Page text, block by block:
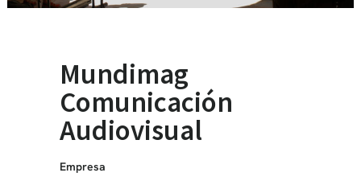
Mundimag
Comunicación
Audiovisual
Empresa